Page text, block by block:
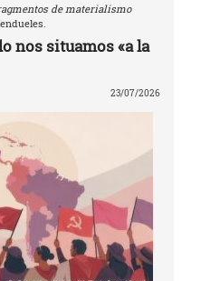
de materialismo
nos situamos «a la
23/07/2026